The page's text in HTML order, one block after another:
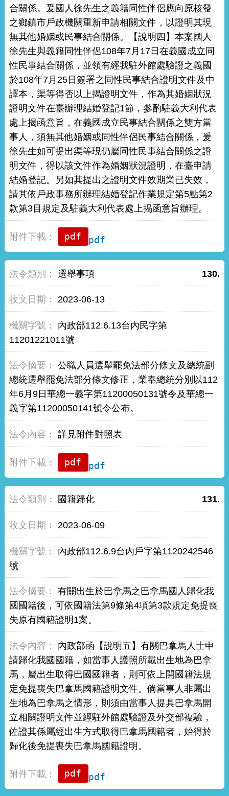
合關係。爰國人徐先生之義籍同性伴侶應向原核發
之鄉鎮市戶政機關重新申請相關文件，以證明其現
無其他婚姻或民事結合關係。【說明四】本案國人
徐先生與義籍同性伴侶108年7月17日在義國成立同
性民事結合關係，並領有經我駐外館處驗證之義國
於108年7月25日簽署之同性民事結合證明文件及中
譯本，渠等得否以上揭證明文件，作為其婚姻狀況
證明文件在臺辦理結婚登記1節，參酌駐義大利代表
處上揭函意旨，在義國成立民事結合關係之雙方當
事人，須無其他婚姻或同性伴侶民事結合關係，爰
徐先生如可提出渠等現仍屬同性民事結合關係之證
明文件，得以該文件作為婚姻狀況證明，在臺申請
結婚登記。另如其提出之證明文件效期業已失效，
請其依戶政事務所辦理結婚登記作業規定第5點第2
款第3目規定及駐義大利代表處上揭函意旨辦理。
pdf
130.
選舉事項
2023-06-13
內政部112.6.13台內民字第
11201221011號
公職人員選舉罷免法部分條文及總統副
總統選舉罷免法部分條文修正，業奉總統分別以112
年6月9日華總一義字第11200050131號令及華總一
義字第11200050141號令公布。
詳見附件對照表
pdf
131.
國籍歸化
2023-06-09
內政部112.6.9台內戶字第1120242546
號
有關出生於巴拿馬之巴拿馬國人歸化我
國國籍後，可依國籍法第9條第4項第3款規定免提喪
失原有國籍證明1案。
內政部函【說明五】有關巴拿馬人士申
請歸化我國國籍，如當事人護照所載出生地為巴拿
馬，屬出生取得巴國國籍者，則可依上開國籍法規
定免提喪失巴拿馬國籍證明文件。倘當事人非屬出
生地為巴拿馬之情形，則須由當事人提具巴拿馬開
立相關證明文件並經駐外館處驗證及外交部複驗，
佐證其係屬經出生方式取得巴拿馬國籍者，始得於
歸化後免提喪失巴拿馬國籍證明。
pdf